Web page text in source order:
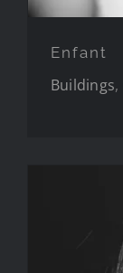
Enfant
Buildings,